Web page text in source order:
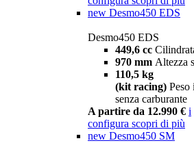
new Desmo450 EDS
Desmo450 EDS
449,6 cc
970 mm Altezza
110,5 kg
(kit racing) Peso
senza carburante
A partire da 12.990 € i
configura scopri di più
new Desmo450 SM